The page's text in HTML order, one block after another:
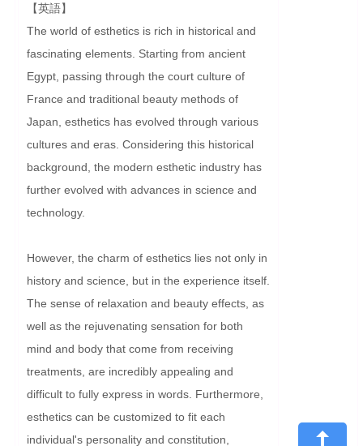
【英語】
The world of esthetics is rich in historical and
fascinating elements. Starting from ancient
Egypt, passing through the court culture of
France and traditional beauty methods of
Japan, esthetics has evolved through various
cultures and eras. Considering this historical
background, the modern esthetic industry has
further evolved with advances in science and
technology.
However, the charm of esthetics lies not only in
history and science, but in the experience itself.
The sense of relaxation and beauty effects, as
well as the rejuvenating sensation for both
mind and body that come from receiving
treatments, are incredibly appealing and
difficult to fully express in words. Furthermore,
esthetics can be customized to fit each
individual's personality and constitution,